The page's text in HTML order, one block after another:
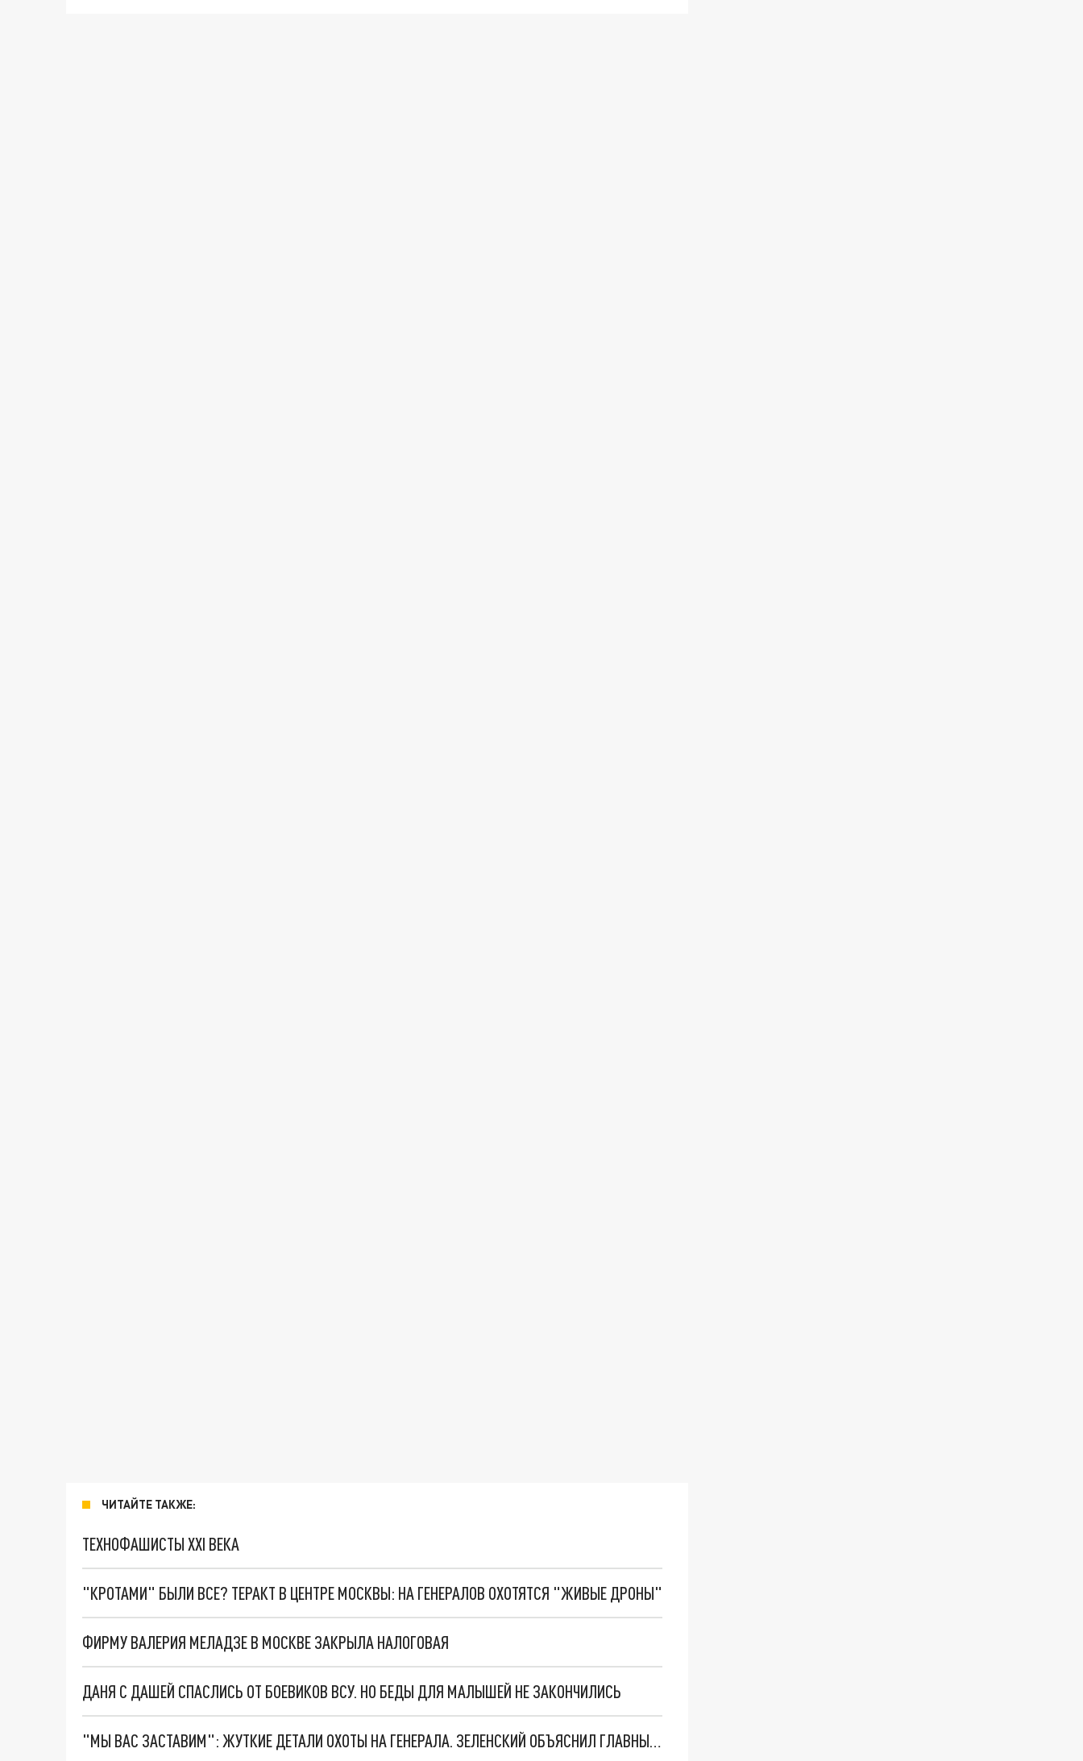
ЧИТАЙТЕ ТАКЖЕ:
ТЕХНОФАШИСТЫ XXI ВЕКА
"КРОТАМИ" БЫЛИ ВСЕ? ТЕРАКТ В ЦЕНТРЕ МОСКВЫ: НА ГЕНЕРАЛОВ ОХОТЯТСЯ "ЖИВЫЕ ДРОНЫ"
ФИРМУ ВАЛЕРИЯ МЕЛАДЗЕ В МОСКВЕ ЗАКРЫЛА НАЛОГОВАЯ
ДАНЯ С ДАШЕЙ СПАСЛИСЬ ОТ БОЕВИКОВ ВСУ. НО БЕДЫ ДЛЯ МАЛЫШЕЙ НЕ ЗАКОНЧИЛИСЬ
"МЫ ВАС ЗАСТАВИМ": ЖУТКИЕ ДЕТАЛИ ОХОТЫ НА ГЕНЕРАЛА. ЗЕЛЕНСКИЙ ОБЪЯСНИЛ ГЛАВНЫЙ СМЫСЛ ТЕРАКТА В ЦЕНТРЕ МОСКВЫ